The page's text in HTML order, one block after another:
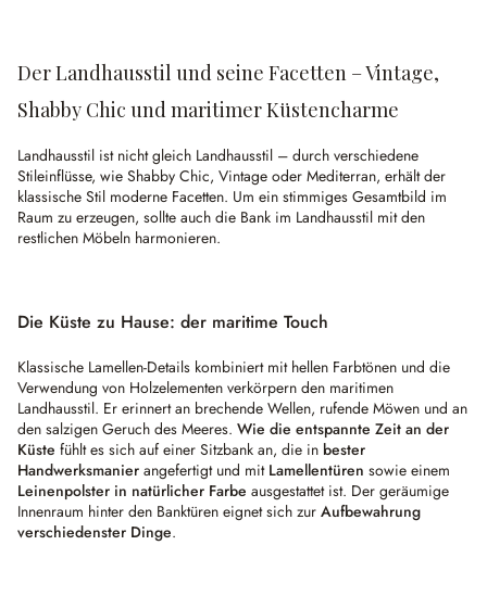
Der Landhausstil und seine Facetten – Vintage,
Shabby Chic und maritimer Küstencharme
Landhausstil ist nicht gleich Landhausstil – durch verschiedene
Stileinflüsse, wie Shabby Chic, Vintage oder Mediterran, erhält der
klassische Stil moderne Facetten. Um ein stimmiges Gesamtbild im
Raum zu erzeugen, sollte auch die Bank im Landhausstil mit den
restlichen Möbeln harmonieren.
Die Küste zu Hause: der maritime Touch
Klassische Lamellen-Details kombiniert mit hellen Farbtönen und die
Verwendung von Holzelementen verkörpern den maritimen
Landhausstil. Er erinnert an brechende Wellen, rufende Möwen und an
den salzigen Geruch des Meeres. Wie die entspannte Zeit an der
Küste fühlt es sich auf einer Sitzbank an, die in bester
Handwerksmanier angefertigt und mit Lamellentüren sowie einem
Leinenpolster in natürlicher Farbe ausgestattet ist. Der geräumige
Innenraum hinter den Banktüren eignet sich zur Aufbewahrung
verschiedenster Dinge.